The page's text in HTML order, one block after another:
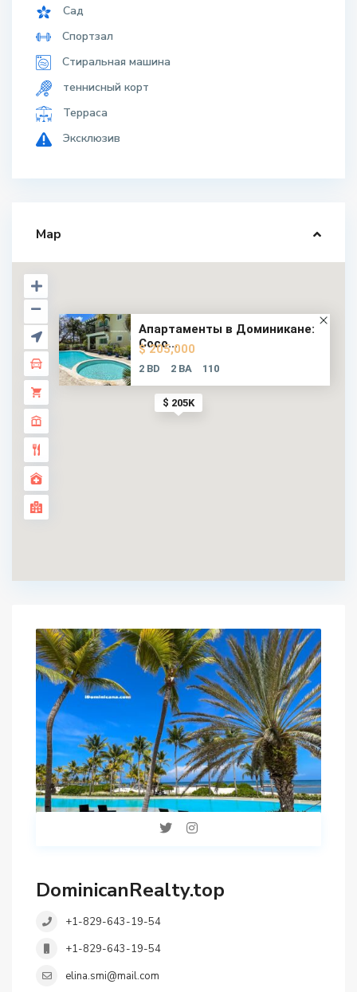
Сад
Спортзал
Стиральная машина
теннисный корт
Терраса
Эксклюзив
Map
$ 205K
Апартаменты в Доминикане:
Coco...
$ 205,000
2 BD 2 BA 110
DominicanRealty.top
+1-829-643-19-54
+1-829-643-19-54
elina.smi@mail.com